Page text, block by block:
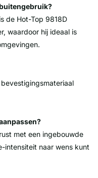
de Hot-Top 9818D
waardoor hij ideaal is
met een ingebouwde
intensiteit naar wens kunt